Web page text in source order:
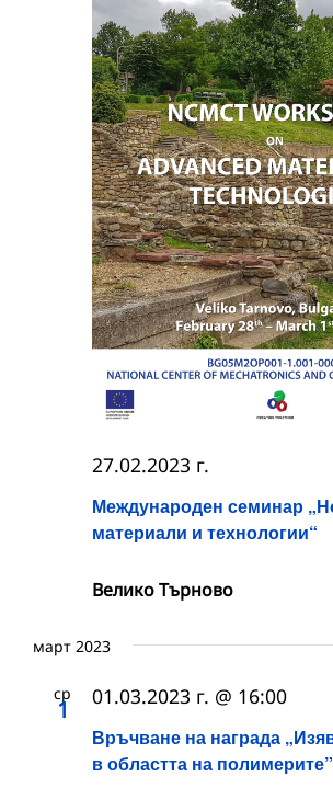
Международен семинар
материали и технологии“
27.02.2023 г.
Велико Търново
март 2023
ср
1
Връчване на награда
в областта на полимерите”
01.03.2023 г. @ 16:00